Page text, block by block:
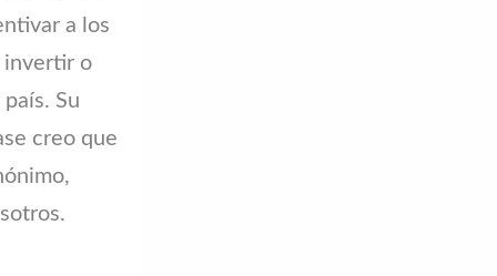
a los
invertir o
Su
creo que